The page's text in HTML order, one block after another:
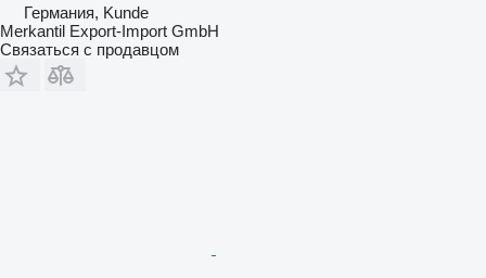
Германия, Kunde
Merkantil Export-Import GmbH
Связаться с продавцом